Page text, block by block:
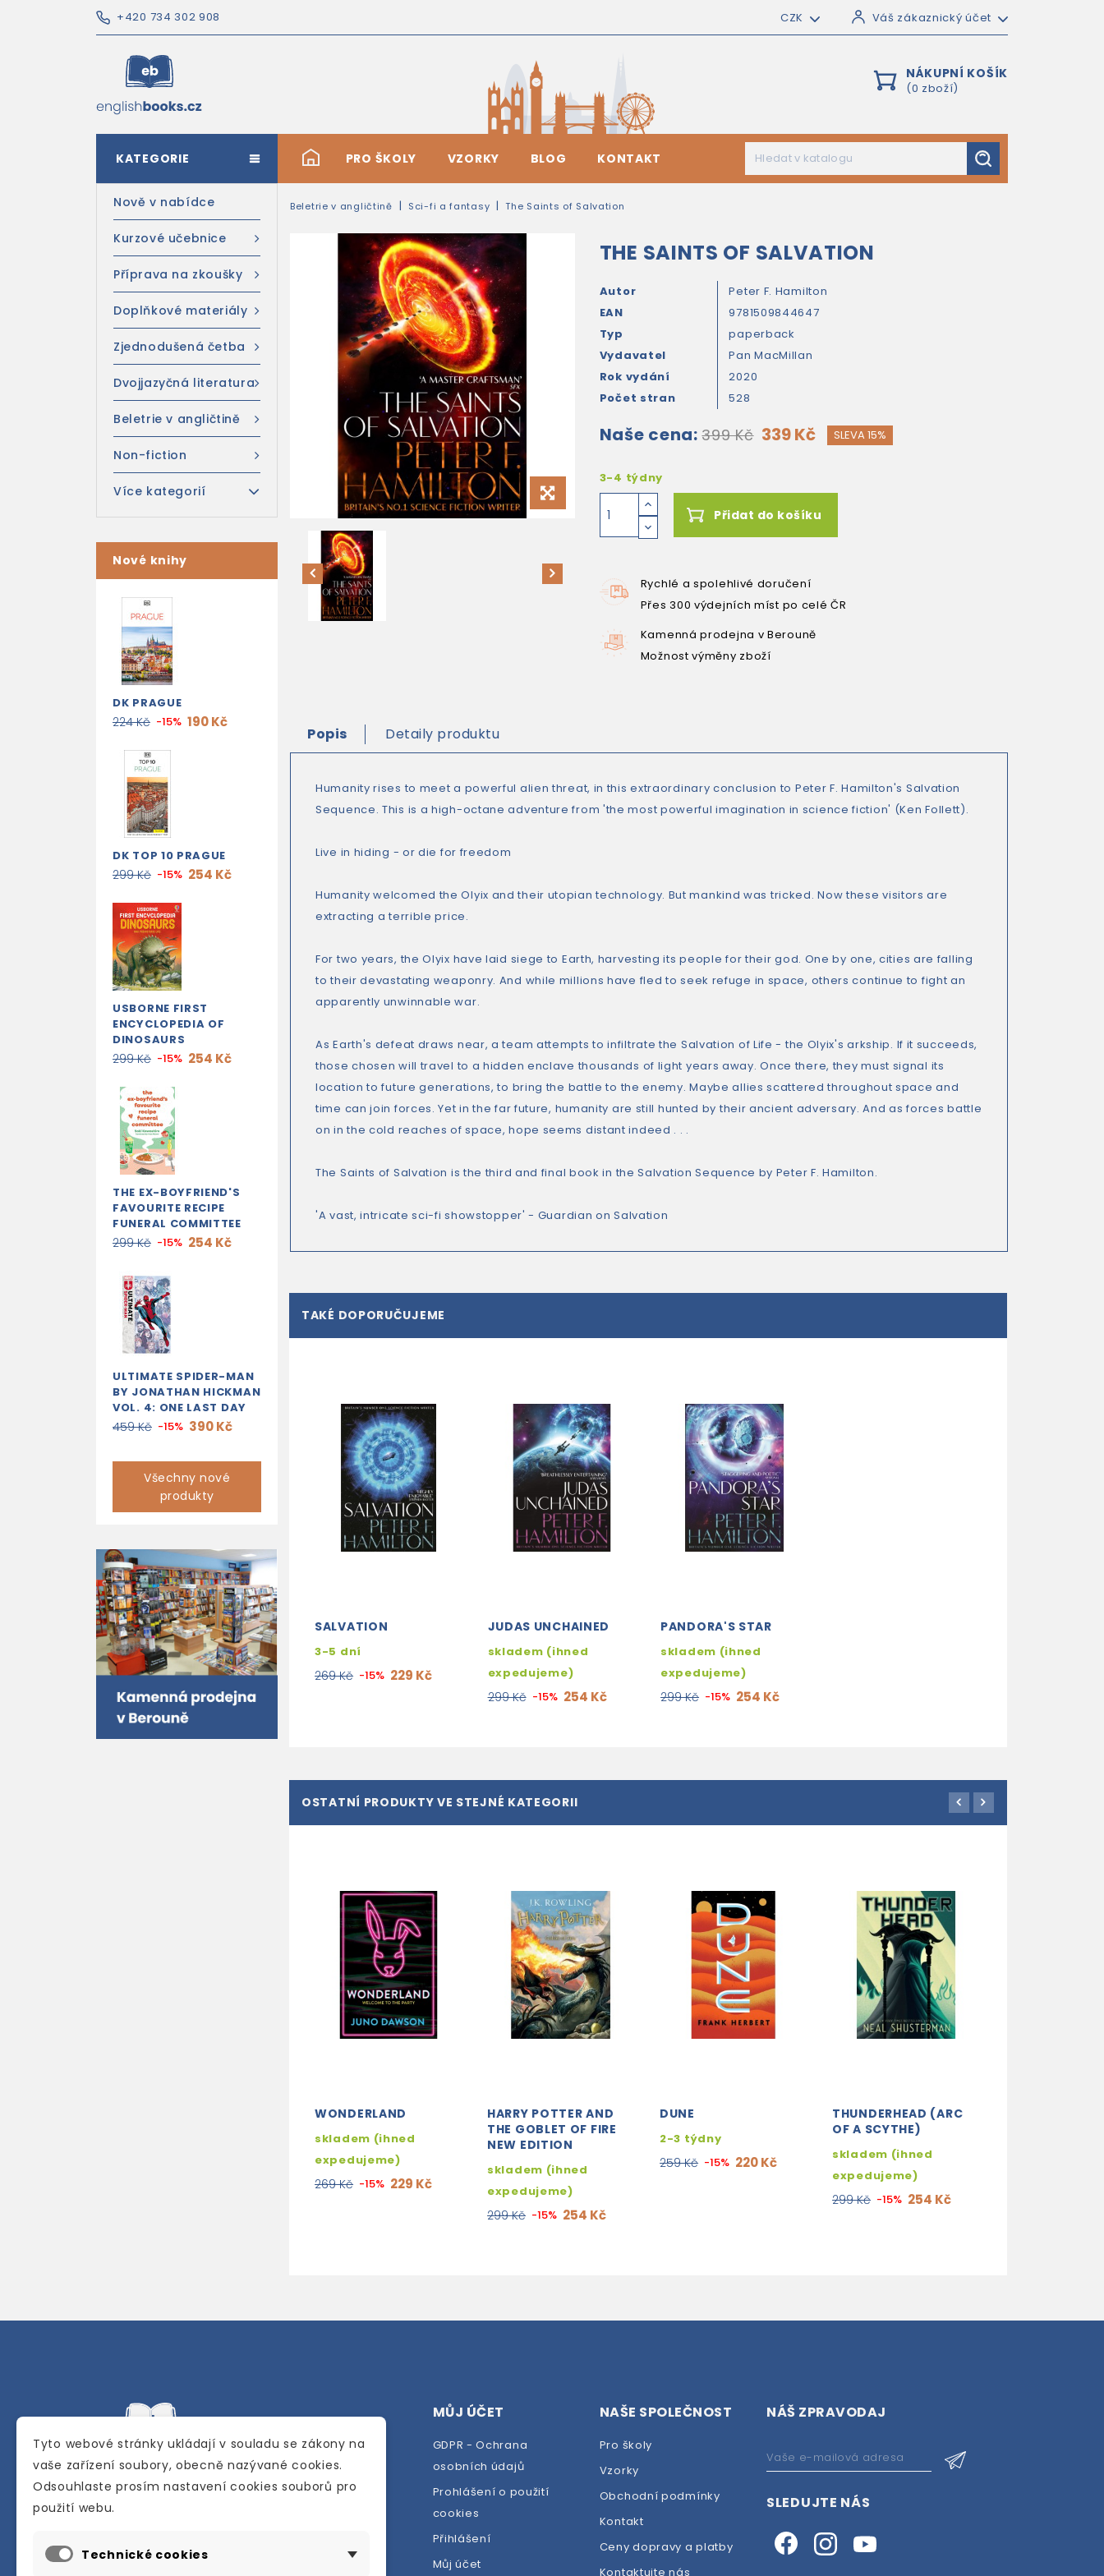
+420 734 302 908 CZK Váš zákaznický účet
NÁKUPNÍ KOŠÍK
(0 zboží)
# PRO ŠKOLY VZORKY BLOG KONTAKT
KATEGORIE
Nově v nabídce
Kurzové učebnice
Příprava na zkoušky
Doplňkové materiály
Zjednodušená četba
Dvojjazyčná literatura
Beletrie v angličtině
Non-fiction
Více kategorií
Nové knihy
DK PRAGUE
224 Kč -15% 190 Kč
DK TOP 10 PRAGUE
299 Kč -15% 254 Kč
USBORNE FIRST
ENCYCLOPEDIA OF
DINOSAURS
299 Kč -15% 254 Kč
THE EX-BOYFRIEND'S
FAVOURITE RECIPE
FUNERAL COMMITTEE
299 Kč -15% 254 Kč
ULTIMATE SPIDER-MAN
BY JONATHAN HICKMAN
VOL. 4: ONE LAST DAY
459 Kč -15% 390 Kč
Všechny nové
produkty
Beletrie v angličtině Sci-fi a fantasy The Saints of Salvation
THE SAINTS OF SALVATION
Autor
Peter F. Hamilton
EAN
9781509844647
Typ
paperback
Vydavatel
Pan MacMillan
Rok vydání
2020
Počet stran
528
Naše cena: 399 Kč 339 Kč SLEVA 15%
3-4 týdny
Přidat do košíku
Rychlé a spolehlivé doručení
Přes 300 výdejních míst po celé ČR
Kamenná prodejna v Berouně
Možnost výměny zboží
Popis Detaily produktu
Humanity rises to meet a powerful alien threat, in this extraordinary conclusion to Peter F. Hamilton's Salvation
Sequence. This is a high-octane adventure from 'the most powerful imagination in science fiction' (Ken Follett).
Live in hiding - or die for freedom
Humanity welcomed the Olyix and their utopian technology. But mankind was tricked. Now these visitors are
extracting a terrible price.
For two years, the Olyix have laid siege to Earth, harvesting its people for their god. One by one, cities are falling
to their devastating weaponry. And while millions have fled to seek refuge in space, others continue to fight an
apparently unwinnable war.
As Earth's defeat draws near, a team attempts to infiltrate the Salvation of Life - the Olyix's arkship. If it succeeds,
those chosen will travel to a hidden enclave thousands of light years away. Once there, they must signal its
location to future generations, to bring the battle to the enemy. Maybe allies scattered throughout space and
time can join forces. Yet in the far future, humanity are still hunted by their ancient adversary. And as forces battle
on in the cold reaches of space, hope seems distant indeed . . .
The Saints of Salvation is the third and final book in the Salvation Sequence by Peter F. Hamilton.
'A vast, intricate sci-fi showstopper' - Guardian on Salvation
TAKÉ DOPORUČUJEME
SALVATION
3-5 dní
269 Kč -15% 229 Kč
JUDAS UNCHAINED
skladem (ihned
expedujeme)
299 Kč -15% 254 Kč
PANDORA'S STAR
skladem (ihned
expedujeme)
299 Kč -15% 254 Kč
OSTATNÍ PRODUKTY VE STEJNÉ KATEGORII
WONDERLAND
skladem (ihned
expedujeme)
269 Kč -15% 229 Kč
HARRY POTTER AND
THE GOBLET OF FIRE
NEW EDITION
skladem (ihned
expedujeme)
299 Kč -15% 254 Kč
DUNE
2-3 týdny
259 Kč -15% 220 Kč
THUNDERHEAD (ARC
OF A SCYTHE)
skladem (ihned
expedujeme)
299 Kč -15% 254 Kč
Internetové a kamenné knihkupectví se
anglického jazyka.
MŮJ ÚČET
GDPR - Ochrana
osobních údajů
Prohlášení o použití
cookies
Přihlášení
Můj účet
NAŠE SPOLEČNOST
Pro školy
Vzorky
Obchodní podmínky
Kontakt
Ceny dopravy a platby
Kontaktujte nás
NÁŠ ZPRAVODAJ
SLEDUJTE NÁS
Tyto webové stránky ukládají v souladu se zákony na
vaše zařízení soubory, obecně nazývané cookies.
Odsouhlaste prosím nastavení cookies souborů pro
použití webu.
Technické cookies